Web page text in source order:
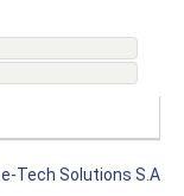
e-Tech Solutions S.A